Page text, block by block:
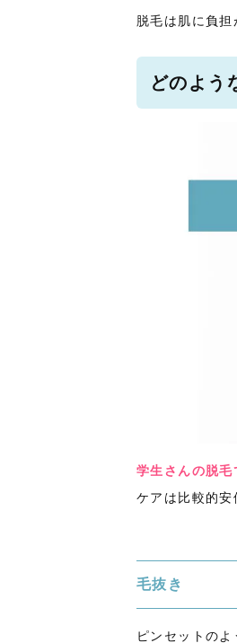
脱毛は肌に負
どのよう
学生さんの脱
ケアは比較的安
毛抜き
ピンセットの